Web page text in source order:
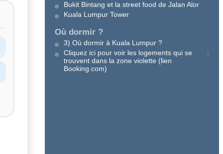
Bukit Bintang et la street food de Jalan Alor
Kuala Lumpur Tower
Où dormir ?
3) Où dormir à Kuala Lumpur ?
Cliquez ici pour voir les logements qui se
trouvent dans la zone violette (lien
Booking.com)
: